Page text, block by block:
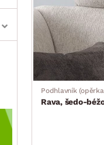
Podhlavník
Rava, šedo-